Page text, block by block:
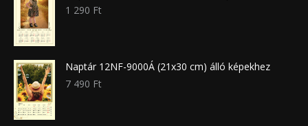
1 290 Ft
Naptár 12NF-9000Á (21x30 cm) álló képekhez
7 490 Ft